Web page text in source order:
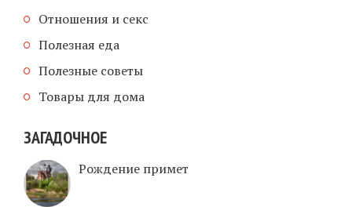
Отношения и секс
Полезная еда
Полезные советы
Товары для дома
ЗАГАДОЧНОЕ
Рождение примет